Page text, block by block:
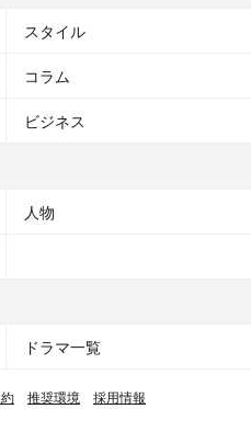
スタイル
コラム
ビジネス
人物
ドラマ一覧
推奨環境 採用情報